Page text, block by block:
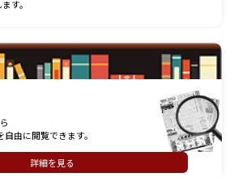
す。
由に閲覧できます。
詳細を見る